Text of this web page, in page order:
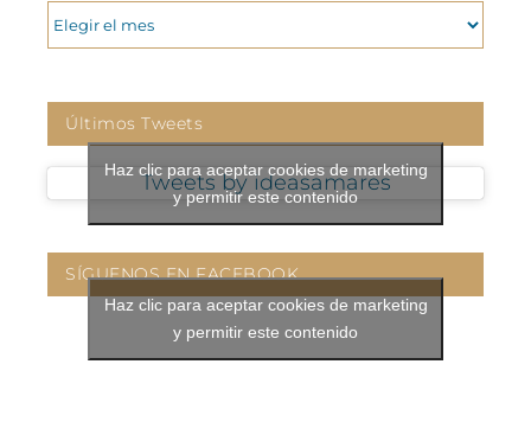
ARCHIVOS
Últimos Tweets
Tweets by ideasamares
Haz clic para aceptar cookies de marketing
y permitir este contenido
SÍGUENOS EN FACEBOOK
Haz clic para aceptar cookies de marketing
y permitir este contenido